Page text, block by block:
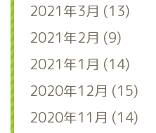
2021年3月 (13)
2021年2月 (9)
2021年1月 (14)
2020年12月 (15)
2020年11月 (14)